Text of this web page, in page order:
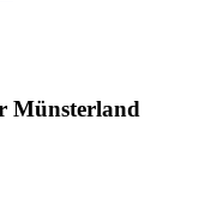
Münsterland